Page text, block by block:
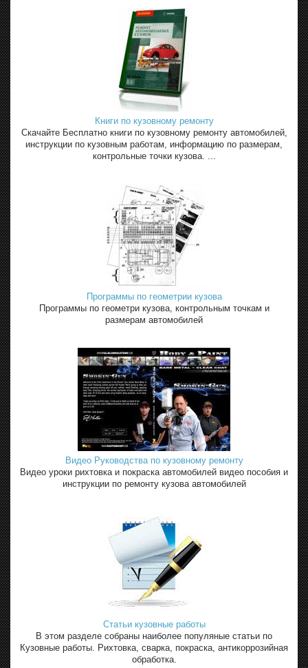
Книги по кузовному ремонту
Скачайте Бесплатно книги по кузовному ремонту автомобилей,
инструкции по кузовным работам, информацию по размерам,
контрольные точки кузова. ...
Программы по геометрии кузова
Программы по геометри кузова, контрольным точкам и
размерам автомобилей
Видео Руководства по кузовному ремонту
Видео уроки рихтовка и покраска автомобилей видео пособия и
инструкции по ремонту кузова автомобилей
Статьи кузовные работы
В этом разделе собраны наиболее популяные статьи по
Кузовные работы. Рихтовка, сварка, покраска, антикоррозийная
обработка.